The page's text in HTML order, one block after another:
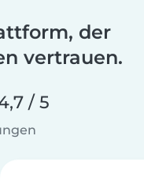
der
vertrauen.
/ 5